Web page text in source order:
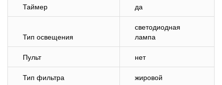
Таймер да
Тип освещения
светодиодная
лампа
Пульт нет
Тип фильтра жировой